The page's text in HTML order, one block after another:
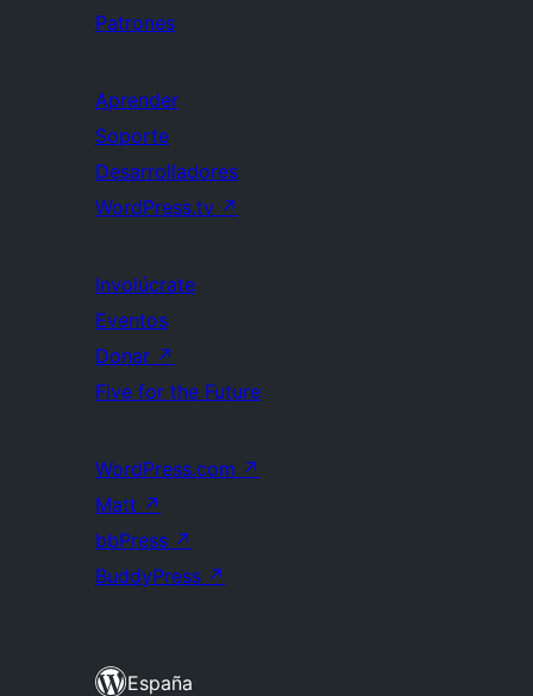
Patrones
Aprender
Soporte
Desarrolladores
WordPress.tv ↗
Involúcrate
Eventos
Donar ↗
Five for the Future
WordPress.com ↗
Matt ↗
bbPress ↗
BuddyPress ↗
España